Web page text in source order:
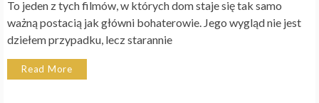
To jeden z tych filmów, w których dom staje się tak samo
ważną postacią jak główni bohaterowie. Jego wygląd nie jest
dziełem przypadku, lecz starannie
Read More